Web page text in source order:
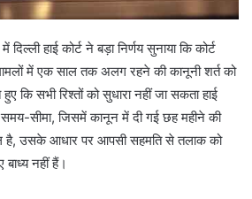
हाई कोर्ट ने बड़ा निर्णय सुनाया कि कोर्ट
में एक साल तक अलग रहने की कानूनी शर्त को
सभी रिश्तों को सुधारा नहीं जा सकता हाई
समय-सीमा, जिसमें कानून में दी गई छह महीने की
है, उसके आधार पर आपसी सहमति से तलाक को
नहीं हैं।